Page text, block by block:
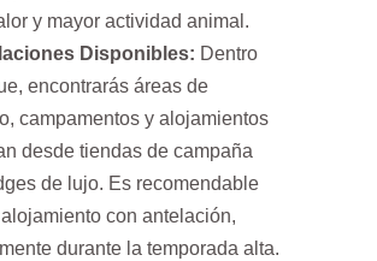
y mayor actividad animal.
Disponibles: Dentro
encontrarás áreas de
campamentos y alojamientos
desde tiendas de campaña
de lujo. Es recomendable
con antelación,
durante la temporada alta.